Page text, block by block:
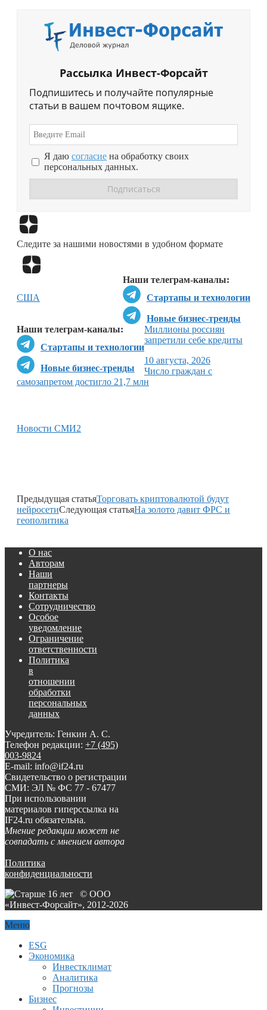
Рассылка Инвест-Форсайт
Подпишитесь и получайте популярные
статьи в вашем почтовом ящике.
Я даю согласие на обработку своих
персональных данных.
Следите за нашими новостями в удобном формате
Наши телеграм-каналы:
Стартапы и технологии
Новые бизнес-тренды
Наши телеграм-каналы:
Стартапы и технологии
Новые бизнес-тренды
США
Миллионы россиян
запретили себе кредиты
10 августа, 2026
Число граждан с
самозапретом достигло 21,7 млн
Новости СМИ2
Предыдущая статьяТорговать криптовалютой будут
нейросетиСледующая статьяНа золото давит ФРС и
геополитика
О нас
Авторам
Наши
партнеры
Контакты
Сотрудничество
Особое
уведомление
Ограничение
ответственности
Политика
в
отношении
обработки
персональных
данных
Учредитель: Генкин А. С.
Телефон редакции: +7 (495)
003-9824
E-mail: info@if24.ru
Свидетельство о регистрации
СМИ: ЭЛ № ФС 77 - 67477
При использовании
материалов гиперссылка на
IF24.ru обязательна.
Мнение редакции может не
совпадать с мнением автора
Политика
конфиденциальности
© ООО
«Инвест-Форсайт», 2012-2026
Меню
ESG
Экономика
Инвестклимат
Аналитика
Прогнозы
Бизнес